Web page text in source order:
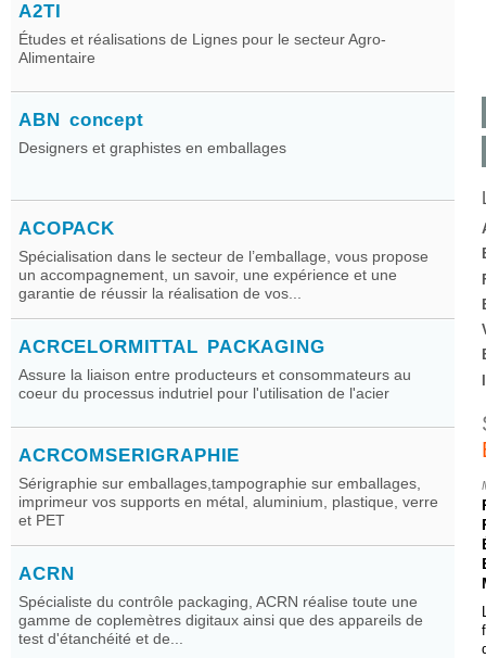
A2TI
Études et réalisations de Lignes pour le secteur Agro-
Alimentaire
ABN concept
Designers et graphistes en emballages
ACOPACK
Spécialisation dans le secteur de l’emballage, vous propose
un accompagnement, un savoir, une expérience et une
garantie de réussir la réalisation de vos...
ACRCELORMITTAL PACKAGING
Assure la liaison entre producteurs et consommateurs au
coeur du processus indutriel pour l'utilisation de l'acier
ACRCOMSERIGRAPHIE
Sérigraphie sur emballages,tampographie sur emballages,
imprimeur vos supports en métal, aluminium, plastique, verre
et PET
ACRN
Spécialiste du contrôle packaging, ACRN réalise toute une
gamme de coplemètres digitaux ainsi que des appareils de
test d'étanchéité et de...